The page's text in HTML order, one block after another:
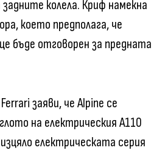
колела. Криф намекна
което предполага, че
бъде отговорен за предната
заяви, че Alpine се
на електрическия A110
електрическата серия